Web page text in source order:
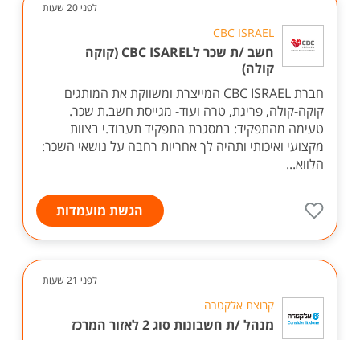
לפני 20 שעות
CBC ISRAEL
חשב /ת שכר לCBC ISAREL (קוקה
קולה)
חברת CBC ISRAEL המייצרת ומשווקת את המותגים
קוקה-קולה, פריגת, טרה ועוד- מגייסת חשב.ת שכר.
טעימה מהתפקיד: במסגרת התפקיד תעבוד.י בצוות
מקצועי ואיכותי ותהיה לך אחריות רחבה על נושאי השכר:
הלווא...
הגשת מועמדות
לפני 21 שעות
קבוצת אלקטרה
מנהל /ת חשבונות סוג 2 לאזור המרכז